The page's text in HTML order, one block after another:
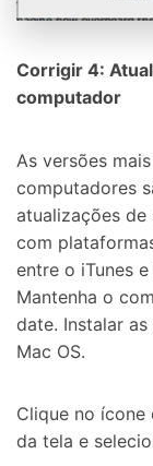
Corrigir 4:
computador
As versões
computadores
atualizações
com
entre o iTunes
Mantenha o
date. Instalar
Mac OS.
Clique no
da tela e